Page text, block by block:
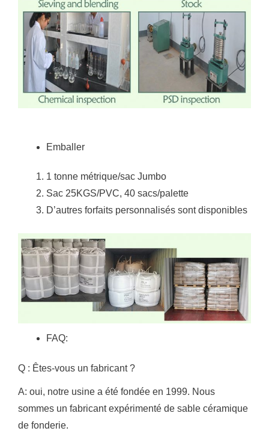
Emballer
1 tonne métrique/sac Jumbo
Sac 25KGS/PVC, 40 sacs/palette
D’autres forfaits personnalisés sont disponibles
FAQ:
Q : Êtes-vous un fabricant ?
A: oui, notre usine a été fondée en 1999. Nous
sommes un fabricant expérimenté de sable céramique
de fonderie.